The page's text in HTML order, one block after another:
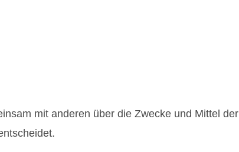
mit anderen über die Zwecke und Mittel der